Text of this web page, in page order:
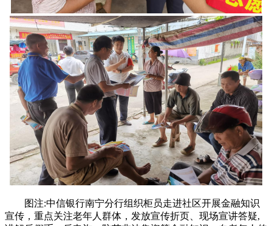
图注:中信银行南宁分行组织柜员走进社区开展金融知识
宣传，重点关注老年人群体，发放宣传折页、现场宣讲答疑,